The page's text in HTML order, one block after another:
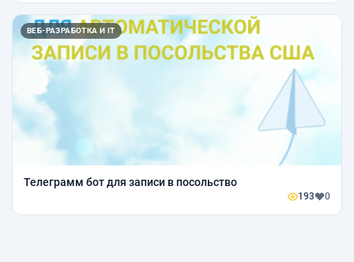
ВЕБ-РАЗРАБОТКА И IT
Телеграмм бот для записи в посольство
193 0